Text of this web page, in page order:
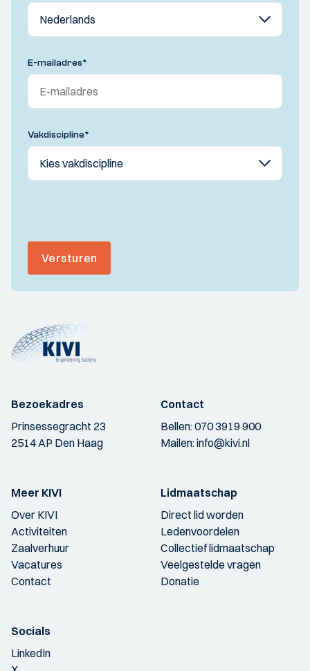
E-mailadres*
Vakdiscipline*
Versturen
Bezoekadres
Prinsessegracht 23
2514 AP Den Haag
Contact
Bellen:070 3919 900
Mailen:info@kivi.nl
Meer KIVI
Over KIVI
Activiteiten
Zaalverhuur
Vacatures
Contact
Lidmaatschap
Direct lid worden
Ledenvoordelen
Collectief lidmaatschap
Veelgestelde vragen
Donatie
Socials
LinkedIn